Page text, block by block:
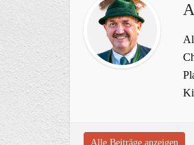
Alle Beiträge anzeigen